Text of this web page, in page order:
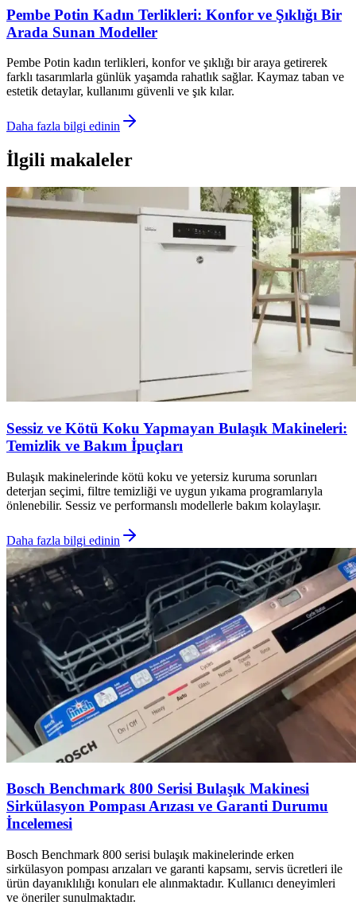
Pembe Potin Kadın Terlikleri: Konfor ve Şıklığı Bir
Arada Sunan Modeller
Pembe Potin kadın terlikleri, konfor ve şıklığı bir araya getirerek
farklı tasarımlarla günlük yaşamda rahatlık sağlar. Kaymaz taban ve
estetik detaylar, kullanımı güvenli ve şık kılar.
Daha fazla bilgi edinin
İlgili makaleler
Sessiz ve Kötü Koku Yapmayan Bulaşık Makineleri:
Temizlik ve Bakım İpuçları
Bulaşık makinelerinde kötü koku ve yetersiz kuruma sorunları
deterjan seçimi, filtre temizliği ve uygun yıkama programlarıyla
önlenebilir. Sessiz ve performanslı modellerle bakım kolaylaşır.
Daha fazla bilgi edinin
Bosch Benchmark 800 Serisi Bulaşık Makinesi
Sirkülasyon Pompası Arızası ve Garanti Durumu
İncelemesi
Bosch Benchmark 800 serisi bulaşık makinelerinde erken
sirkülasyon pompası arızaları ve garanti kapsamı, servis ücretleri ile
ürün dayanıklılığı konuları ele alınmaktadır. Kullanıcı deneyimleri
ve öneriler sunulmaktadır.